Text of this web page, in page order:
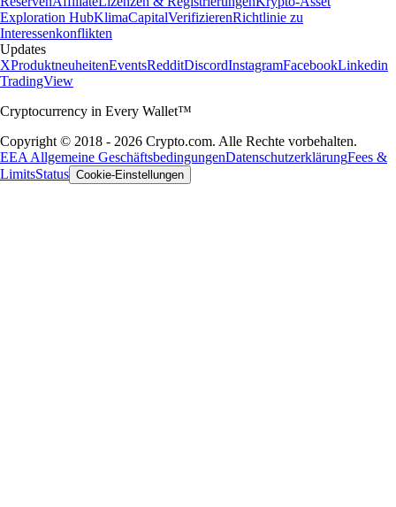
Exploration HubKlimaCapitalVerifizierenRichtlinie zu
Interessenkonflikten
Updates
XProduktneuheitenEventsRedditDiscordInstagramFacebookLinkedin
TradingView
Cryptocurrency in Every Wallet™
Copyright © 2018 - 2026 Crypto.com. Alle Rechte vorbehalten.
EEA Allgemeine GeschäftsbedingungenDatenschutzerklärungFees &
LimitsStatus Cookie-Einstellungen